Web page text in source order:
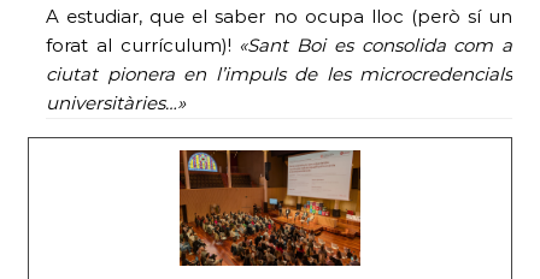
A estudiar, que el saber no ocupa lloc (però sí un
forat al currículum)! «Sant Boi es consolida com a
ciutat pionera en l’impuls de les microcredencials
universitàries…»